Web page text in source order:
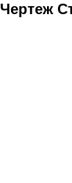
Чертеж